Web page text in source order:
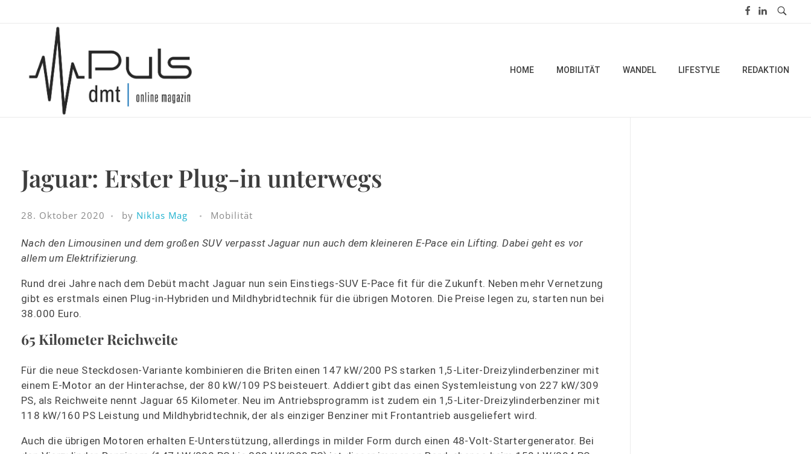
HOME MOBILITÄT WANDEL LIFESTYLE REDAKTION
Jaguar: Erster Plug-in unterwegs
28. Oktober 2020 by Niklas Mag Mobilität
Nach den Limousinen und dem großen SUV verpasst Jaguar nun auch dem kleineren E-Pace ein Lifting. Dabei geht es vor
allem um Elektrifizierung.
Rund drei Jahre nach dem Debüt macht Jaguar nun sein Einstiegs-SUV E-Pace fit für die Zukunft. Neben mehr Vernetzung
gibt es erstmals einen Plug-in-Hybriden und Mildhybridtechnik für die übrigen Motoren. Die Preise legen zu, starten nun bei
38.000 Euro.
65 Kilometer Reichweite
Für die neue Steckdosen-Variante kombinieren die Briten einen 147 kW/200 PS starken 1,5-Liter-Dreizylinderbenziner mit
einem E-Motor an der Hinterachse, der 80 kW/109 PS beisteuert. Addiert gibt das einen Systemleistung von 227 kW/309
PS, als Reichweite nennt Jaguar 65 Kilometer. Neu im Antriebsprogramm ist zudem ein 1,5-Liter-Dreizylinderbenziner mit
118 kW/160 PS Leistung und Mildhybridtechnik, der als einziger Benziner mit Frontantrieb ausgeliefert wird.
Auch die übrigen Motoren erhalten E-Unterstützung, allerdings in milder Form durch einen 48-Volt-Startergenerator. Bei